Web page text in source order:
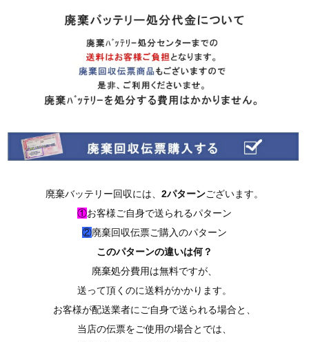
廃棄バッテリー回収には、 2パターンございます。
①お客様ご自身で送られるパターン
②廃棄回収伝票ご購入のパターン
このパターンの違いは何？
廃棄処分費用は無料ですが、
送って頂くのに送料がかかります。
お客様が配送業者にご自身で送られる場合と、
当店の伝票をご使用の場合とでは、